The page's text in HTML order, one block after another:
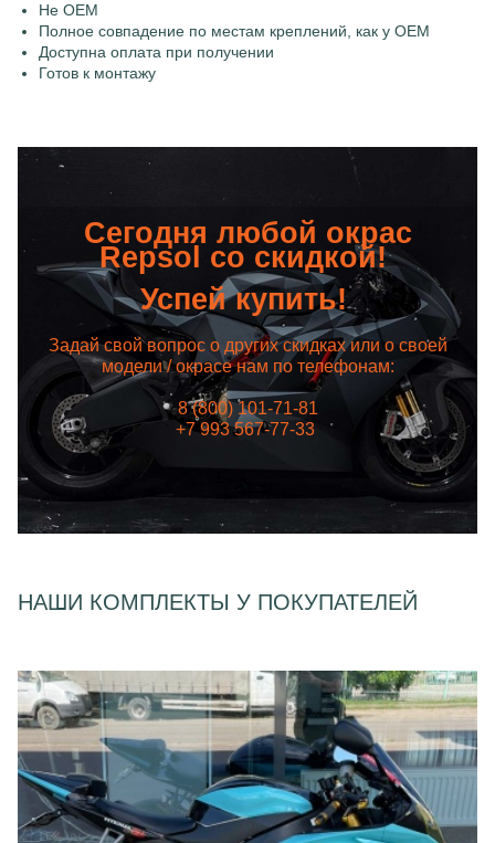
Не OEM
Полное совпадение по местам креплений, как у OEM
Доступна оплата при получении
Готов к монтажу
Сегодня любой окрас
Repsol со скидкой!
Успей купить!
Задай свой вопрос о других скидках или о своей
модели / окрасе нам по телефонам:
8 (800) 101-71-81
+7 993 567-77-33
НАШИ КОМПЛЕКТЫ У ПОКУПАТЕЛЕЙ